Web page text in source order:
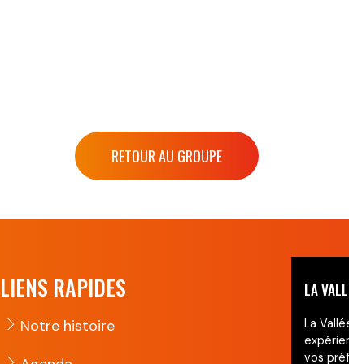
RETOUR AU GROUPE
LIENS RAPIDES
Notre histoire
LA
La
vos